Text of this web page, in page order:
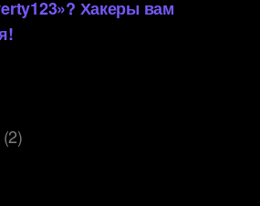
Хакеры вам
(2)